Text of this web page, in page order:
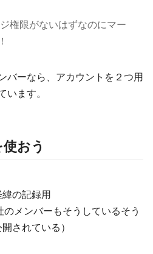
権限がないはずなのにマー
バーなら、アカウントを２つ用
ます。
おう
の記録用
メンバーもそうしているそう
されている）